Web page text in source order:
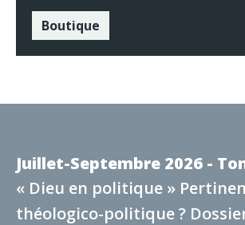
Boutique
Juillet-Septembre 2026 -
« Dieu en politique »
théologico-politique ?